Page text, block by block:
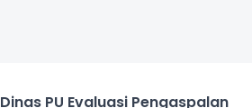
Dinas PU Evaluasi Pengaspalan